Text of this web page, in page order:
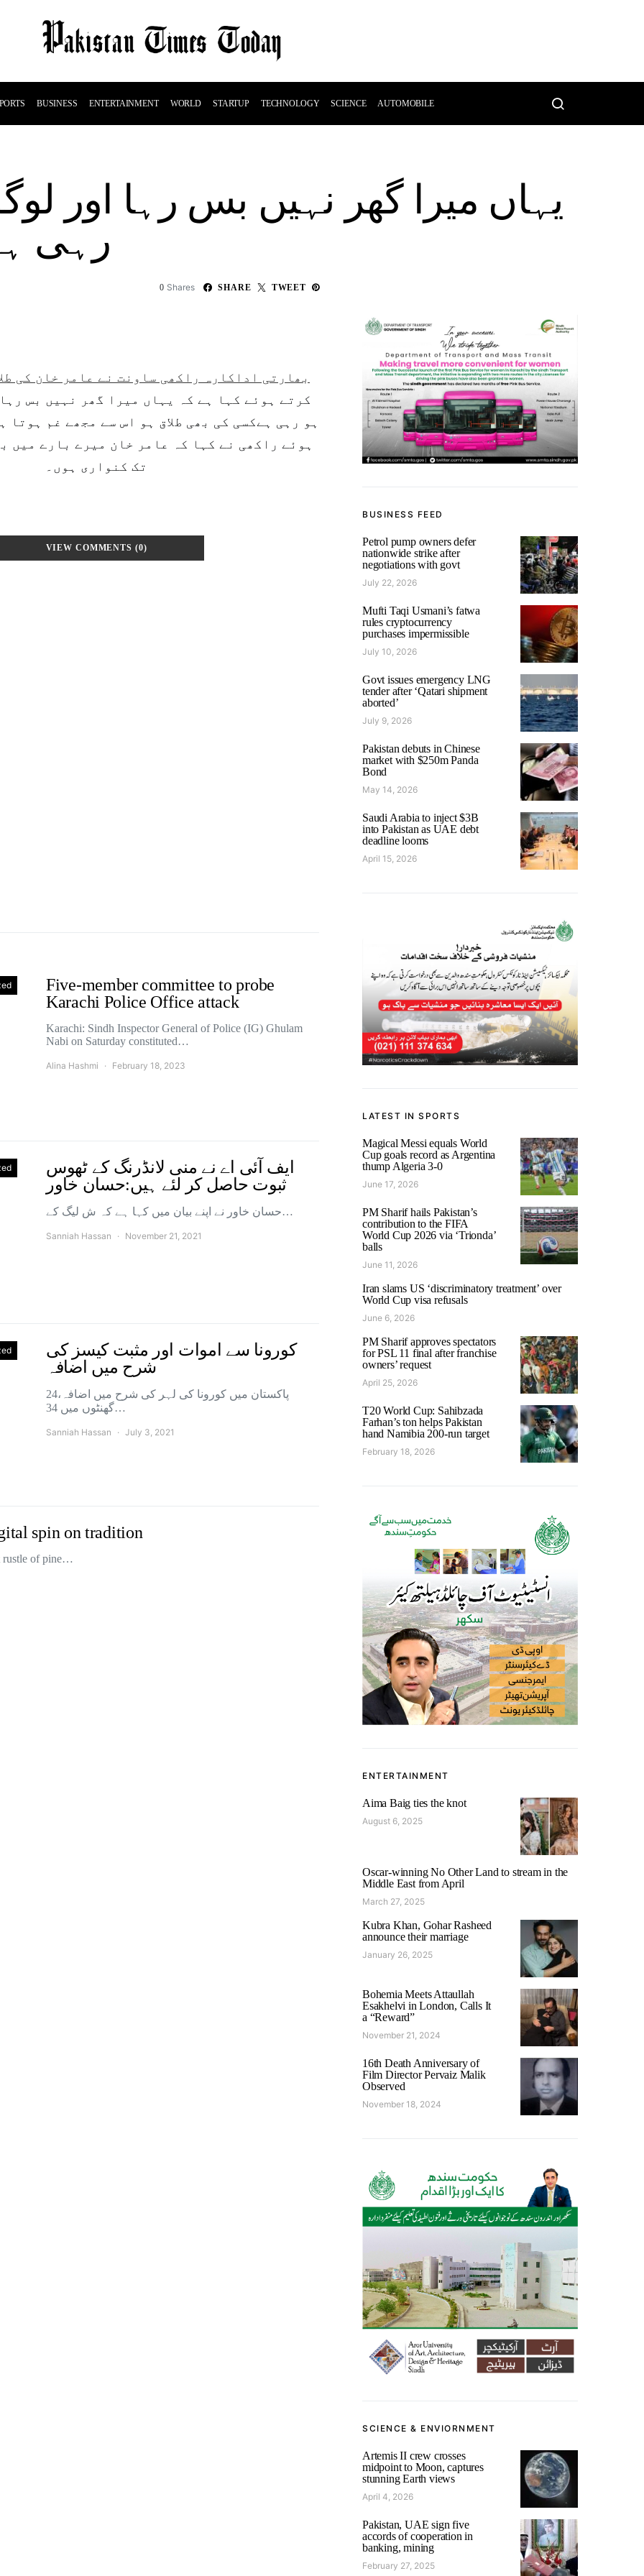
BUSINESS ENTERTAINMENT WORLD STARTUP TECHNOLOGY SCIENCE AUTOMOBILE
یہاں میرا گھر نہیں بس رہا اور
رہی
0 Shares SHARE TWEET
بھارتی اداکارہ راکھی ساونت نے عامر خان کی
کرتے ہوئے کہا ہے کہ یہاں میرا گھر نہیں بس
ہو رہی ہےکسی کی بھی طلاق ہو اس سے مجھے غم ہوتا
ہوئے راکھی نے کہا کہ عامر خان میرے بارے میں
تک کنواری ہوں۔
VIEW COMMENTS (0)
Five-member committee to probe
Karachi Police Office attack
Karachi: Sindh Inspector General of Police (IG) Ghulam
Nabi on Saturday constituted…
Alina Hashmi February 18, 2023
ایف آئی اے نے منی لانڈرنگ کے ٹھوس
ثبوت حاصل کر لئے ہیں:حسان خاور
حسان خاور نے اپنے بیان میں کہا ہے کہ ش لیگ کے…
Sanniah Hassan November 21, 2021
کورونا سے اموات اور مثبت کیسز کی
شرح میں اضافہ
پاکستان میں کورونا کی لہر کی شرح میں اضافہ،24
گھنٹوں میں 34…
Sanniah Hassan July 3, 2021
spin on tradition
rustle of pine…
BUSINESS FEED
Petrol pump owners defer
nationwide strike after
negotiations with govt
July 22, 2026
Mufti Taqi Usmani’s fatwa
rules cryptocurrency
purchases impermissible
July 10, 2026
Govt issues emergency LNG
tender after ‘Qatari shipment
aborted’
July 9, 2026
Pakistan debuts in Chinese
market with $250m Panda
Bond
May 14, 2026
Saudi Arabia to inject $3B
into Pakistan as UAE debt
deadline looms
April 15, 2026
LATEST IN SPORTS
Magical Messi equals World
Cup goals record as Argentina
thump Algeria 3-0
June 17, 2026
PM Sharif hails Pakistan’s
contribution to the FIFA
World Cup 2026 via ‘Trionda’
balls
June 11, 2026
Iran slams US ‘discriminatory treatment’ over
World Cup visa refusals
June 6, 2026
PM Sharif approves spectators
for PSL 11 final after franchise
owners’ request
April 25, 2026
T20 World Cup: Sahibzada
Farhan’s ton helps Pakistan
hand Namibia 200-run target
February 18, 2026
ENTERTAINMENT
Aima Baig ties the knot
August 6, 2025
Oscar-winning No Other Land to stream in the
Middle East from April
March 27, 2025
Kubra Khan, Gohar Rasheed
announce their marriage
January 26, 2025
Bohemia Meets Attaullah
Esakhelvi in London, Calls It
a “Reward”
November 21, 2024
16th Death Anniversary of
Film Director Pervaiz Malik
Observed
November 18, 2024
SCIENCE & ENVIORNMENT
Artemis II crew crosses
midpoint to Moon, captures
stunning Earth views
April 4, 2026
Pakistan, UAE sign five
accords of cooperation in
banking, mining
February 27, 2025